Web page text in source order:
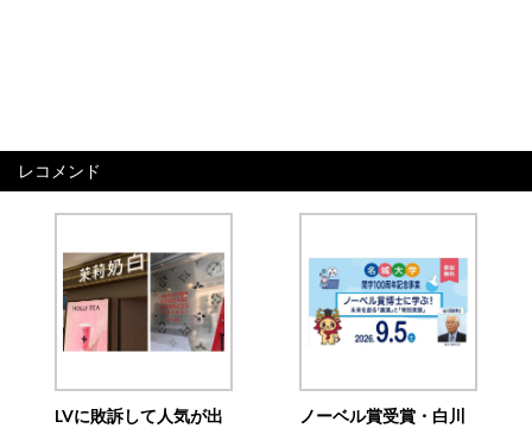
レコメンド
LVに敗訴して人気が出
ノーベル賞受賞・白川